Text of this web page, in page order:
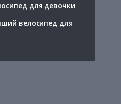
для девочки
велосипед для